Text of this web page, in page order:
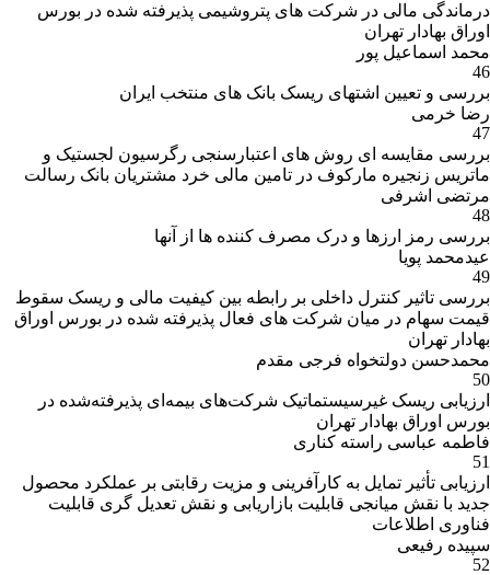
درماندگی مالی در شرکت های پتروشیمی پذیرفته شده در بورس
اوراق بهادار تهران
محمد اسماعیل پور
46
بررسی و تعیین اشتهای ریسک بانک های منتخب ایران
رضا خرمی
47
بررسی مقایسه ای روش های اعتبارسنجی رگرسیون لجستیک و
ماتریس زنجیره مارکوف در تامین مالی خرد مشتریان بانک رسالت
مرتضی اشرفی
48
بررسی رمز ارزها و درک مصرف کننده ها از آنها
عیدمحمد پویا
49
بررسی تاثیر کنترل داخلی بر رابطه بین کیفیت مالی و ریسک سقوط
قیمت سهام در میان شرکت های فعال پذیرفته شده در بورس اوراق
بهادار تهران
محمدحسن دولتخواه فرجی مقدم
50
ارزیابی ریسک غیرسیستماتیک شرکت‌های بیمه‌ای پذیرفته‌شده در
بورس اوراق بهادار تهران
فاطمه عباسی راسته کناری
51
ارزیابی تأثیر تمایل به کارآفرینی و مزیت رقابتی بر عملکرد محصول
جدید با نقش میانجی قابلیت بازاریابی و نقش تعدیل گری قابلیت
فناوری اطلاعات
سپیده رفیعی
52